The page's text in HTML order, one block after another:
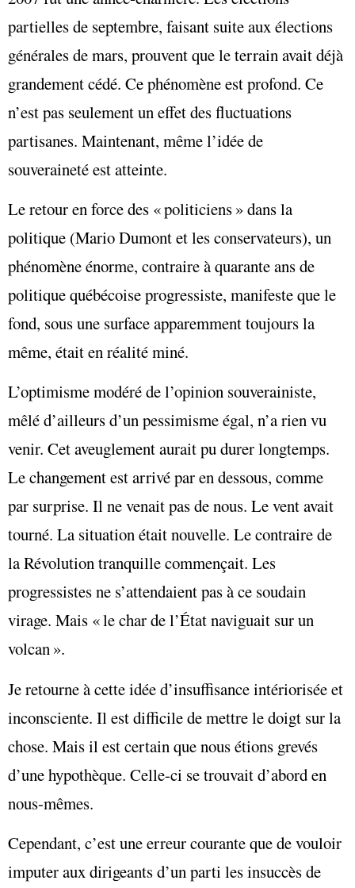
partielles de septembre, faisant suite aux élections
générales de mars, prouvent que le terrain avait déjà
grandement cédé. Ce phénomène est profond. Ce
n’est pas seulement un effet des fluctuations
partisanes. Maintenant, même l’idée de
souveraineté est atteinte.
Le retour en force des « politiciens » dans la
politique (Mario Dumont et les conservateurs), un
phénomène énorme, contraire à quarante ans de
politique québécoise progressiste, manifeste que le
fond, sous une surface apparemment toujours la
même, était en réalité miné.
L’optimisme modéré de l’opinion souverainiste,
mêlé d’ailleurs d’un pessimisme égal, n’a rien vu
venir. Cet aveuglement aurait pu durer longtemps.
Le changement est arrivé par en dessous, comme
par surprise. Il ne venait pas de nous. Le vent avait
tourné. La situation était nouvelle. Le contraire de
la Révolution tranquille commençait. Les
progressistes ne s’attendaient pas à ce soudain
virage. Mais « le char de l’État naviguait sur un
volcan ».
Je retourne à cette idée d’insuffisance intériorisée et
inconsciente. Il est difficile de mettre le doigt sur la
chose. Mais il est certain que nous étions grevés
d’une hypothèque. Celle-ci se trouvait d’abord en
nous-mêmes.
Cependant, c’est une erreur courante que de vouloir
imputer aux dirigeants d’un parti les insuccès de